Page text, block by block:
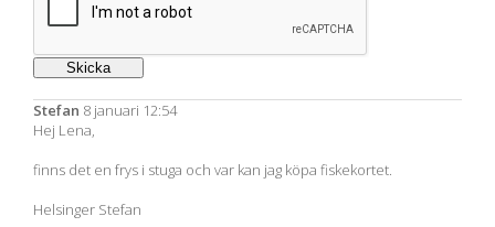
Stefan 8 januari 12:54
Hej Lena,
finns det en frys i stuga och var kan jag köpa fiskekortet.
Helsinger Stefan